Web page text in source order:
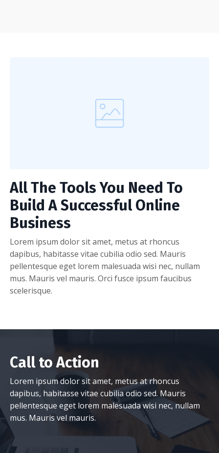
All The Tools You Need To
Build A Successful Online
Business
Lorem ipsum dolor sit amet, metus at rhoncus
dapibus, habitasse vitae cubilia odio sed. Mauris
pellentesque eget lorem malesuada wisi nec, nullam
mus. Mauris vel mauris. Orci fusce ipsum faucibus
scelerisque.
Call to Action
Lorem ipsum dolor sit amet, metus at rhoncus
dapibus, habitasse vitae cubilia odio sed. Mauris
pellentesque eget lorem malesuada wisi nec, nullam
mus. Mauris vel mauris.